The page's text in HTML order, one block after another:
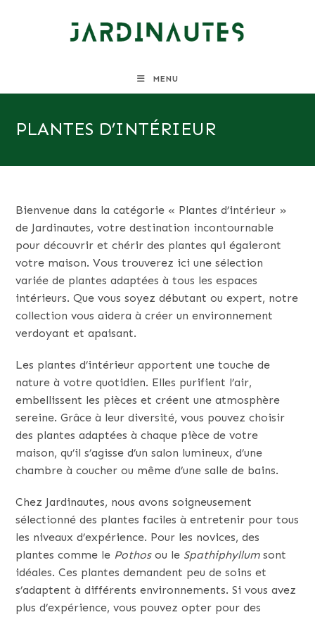
MENU
PLANTES D’INTÉRIEUR
Bienvenue dans la catégorie « Plantes d’intérieur »
de Jardinautes, votre destination incontournable
pour découvrir et chérir des plantes qui égaieront
votre maison. Vous trouverez ici une sélection
variée de plantes adaptées à tous les espaces
intérieurs. Que vous soyez débutant ou expert, notre
collection vous aidera à créer un environnement
verdoyant et apaisant.
Les plantes d’intérieur apportent une touche de
nature à votre quotidien. Elles purifient l’air,
embellissent les pièces et créent une atmosphère
sereine. Grâce à leur diversité, vous pouvez choisir
des plantes adaptées à chaque pièce de votre
maison, qu’il s’agisse d’un salon lumineux, d’une
chambre à coucher ou même d’une salle de bains.
Chez Jardinautes, nous avons soigneusement
sélectionné des plantes faciles à entretenir pour tous
les niveaux d’expérience. Pour les novices, des
plantes comme le Pothosou le Spathiphyllumsont
idéales. Ces plantes demandent peu de soins et
s’adaptent à différents environnements. Si vous avez
plus d’expérience, vous pouvez opter pour des